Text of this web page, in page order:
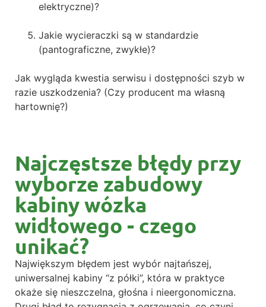
elektryczne)?
Jakie wycieraczki są w standardzie
(pantograficzne, zwykłe)?
Jak wygląda kwestia serwisu i dostępności szyb w
razie uszkodzenia? (Czy producent ma własną
hartownię?)
Najczęstsze błędy przy
wyborze zabudowy
kabiny wózka
widłowego - czego
unikać?
Największym błędem jest wybór najtańszej,
uniwersalnej kabiny “z półki”, która w praktyce
okaże się nieszczelna, głośna i nieergonomiczna.